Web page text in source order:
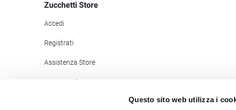
Questo sito web utilizza i
Zucchetti Store
Accedi
Registrati
Assistenza Store
Pagamenti